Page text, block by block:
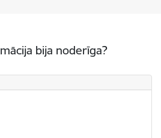
bija noderīga?
noderīga?